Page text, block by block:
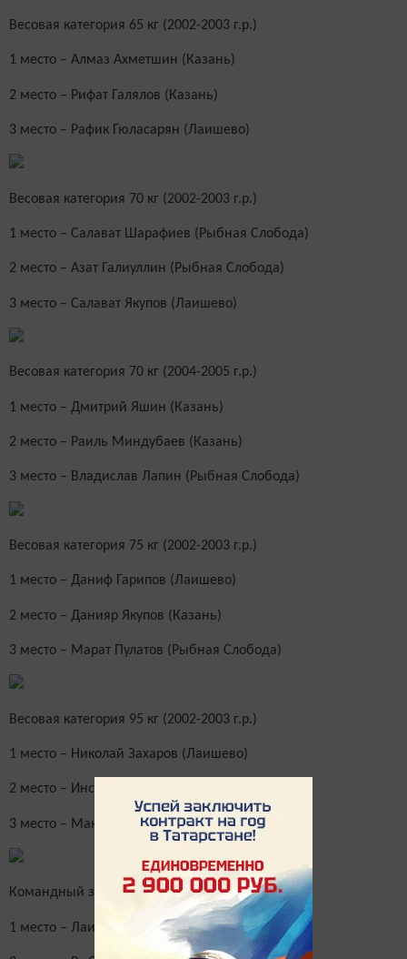
Весовая категория 65 кг (2002-2003 г.р.)
1 место – Алмаз Ахметшин (Казань)
2 место – Рифат Галялов (Казань)
3 место – Рафик Гюласарян (Лаишево)
Весовая категория 70 кг (2002-2003 г.р.)
1 место – Салават Шарафиев (Рыбная Слобода)
2 место – Азат Галиуллин (Рыбная Слобода)
3 место – Салават Якупов (Лаишево)
Весовая категория 70 кг (2004-2005 г.р.)
1 место – Дмитрий Яшин (Казань)
2 место – Раиль Миндубаев (Казань)
3 место – Владислав Лапин (Рыбная Слобода)
Весовая категория 75 кг (2002-2003 г.р.)
1 место – Даниф Гарипов (Лаишево)
2 место – Данияр Якупов (Казань)
3 место – Марат Пулатов (Рыбная Слобода)
Весовая категория 95 кг (2002-2003 г.р.)
1 место – Николай Захаров (Лаишево)
2 место – Инсаф Мубаракшин (Высокая Гора)
3 место – Максим Казаков (Лаишево)
Командный зачет
1 место – Лаишево